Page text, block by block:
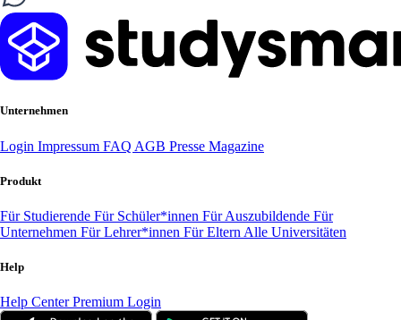
Unternehmen
Login Impressum FAQ AGB Presse Magazine
Produkt
Für Studierende Für Schüler*innen Für Auszubildende Für
Unternehmen Für Lehrer*innen Für Eltern Alle Universitäten
Help
Help CenterPremium Login